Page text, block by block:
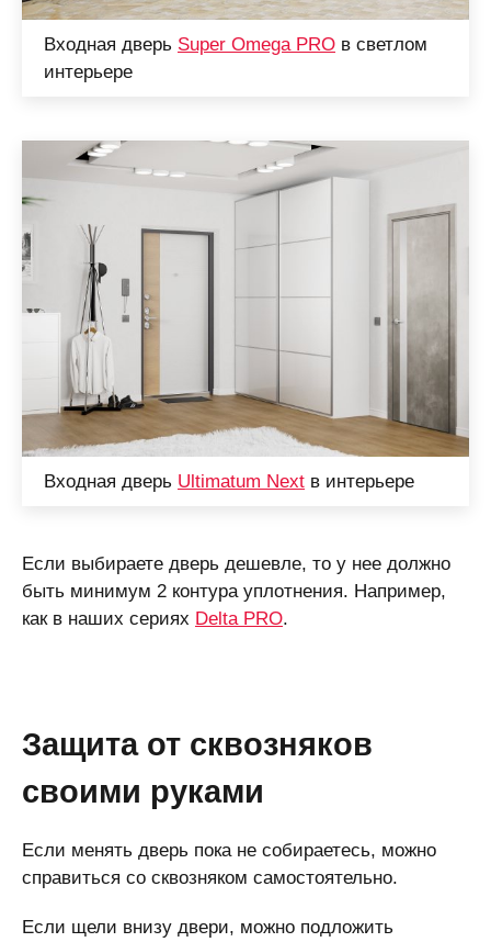
Входная дверь Super Omega PRO в светлом
интерьере
Входная дверь Ultimatum Next в интерьере
Если выбираете дверь дешевле, то у нее должно
быть минимум 2 контура уплотнения. Например,
как в наших сериях Delta PRO.
Защита от сквозняков
своими руками
Если менять дверь пока не собираетесь, можно
справиться со сквозняком самостоятельно.
Если щели внизу двери, можно подложить